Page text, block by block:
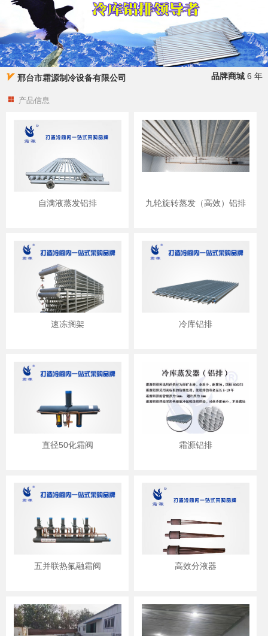
邢台市霜源制冷设备有限公司 品牌商城 6 年
产品信息
自满液蒸发铝排 九轮旋转蒸发（高效）铝排
速冻搁架 冷库铝排
直径50化霜阀 霜源铝排
五并联热氟融霜阀 高效分液器